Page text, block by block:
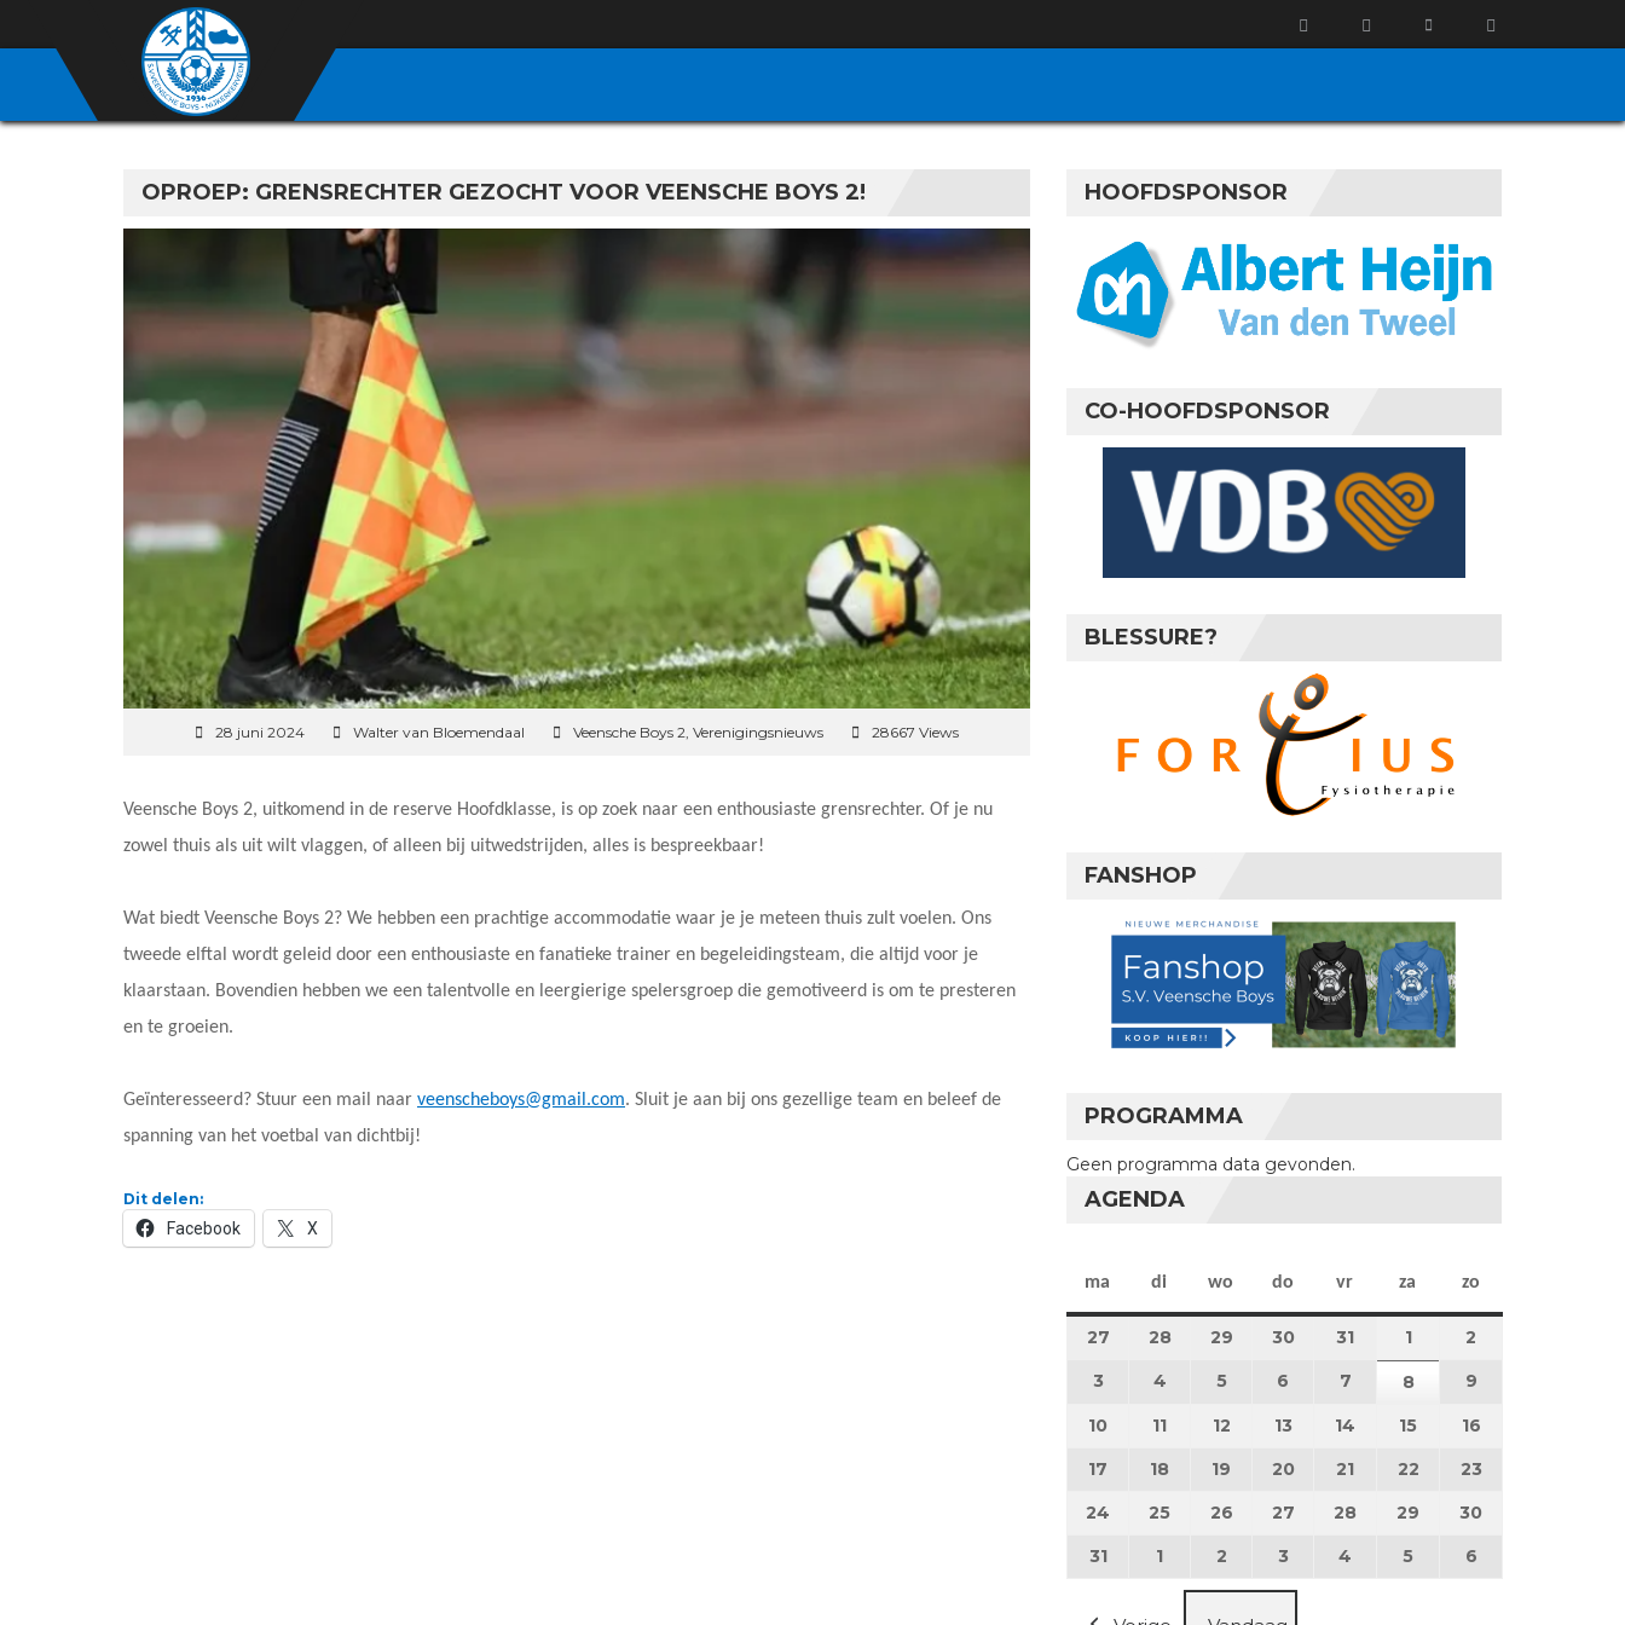
OPROEP: GRENSRECHTER GEZOCHT VOOR VEENSCHE BOYS 2!
28 juni 2024 Walter van Bloemendaal Veensche Boys 2 Verenigingsnieuws 28667 Views
Veensche Boys 2, uitkomend in de reserve Hoofdklasse, is op zoek naar een enthousiaste grensrechter. Of je nu
zowel thuis als uit wilt vlaggen, of alleen bij uitwedstrijden, alles is bespreekbaar!
Wat biedt Veensche Boys 2? We hebben een prachtige accommodatie waar je je meteen thuis zult voelen. Ons
tweede elftal wordt geleid door een enthousiaste en fanatieke trainer en begeleidingsteam, die altijd voor je
klaarstaan. Bovendien hebben we een talentvolle en leergierige spelersgroep die gemotiveerd is om te presteren
en te groeien.
Geïnteresseerd? Stuur een mail naar veenscheboys@gmail.com. Sluit je aan bij ons gezellige team en beleef de
spanning van het voetbal van dichtbij!
Dit delen:
Facebook X
HOOFDSPONSOR
CO-HOOFDSPONSOR
BLESSURE?
FANSHOP
PROGRAMMA
Geen programma data gevonden.
AGENDA
ma maandag
di dinsdag
wo woensdag
do donderdag
vr vrijdag
za zaterdag
zo
27 27 juli 2026
28 28 juli 2026
29 29 juli 2026
3030 juli 2026
31 31 juli 2026
11 augustus 2026
2
3 3 augustus 2026
4 4 augustus 2026
55 augustus 2026
6 6 augustus 2026
7 7 augustus 2026
88 augustus 2026
9
10 10 augustus 2026
11 11 augustus 2026
12 12 augustus 2026
13 13 augustus 2026
14 14 augustus 2026
15 15 augustus 2026
16
17 17 augustus 2026
18 18 augustus 2026
19 19 augustus 2026
20 20 augustus 2026
21 21 augustus 2026
22 22 augustus 2026
23
24 24 augustus 2026
25 25 augustus 2026
26 26 augustus 2026
27 27 augustus 2026
28 28 augustus 2026
29 29 augustus 2026
30
3131 augustus 2026
1 1 september 2026
2 2 september 2026
3 3 september 2026
4 4 september 2026
5 5 september 2026
6